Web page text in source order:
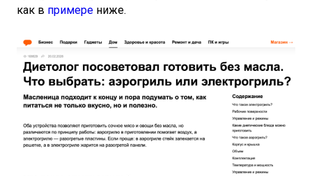
как в примере ниже.